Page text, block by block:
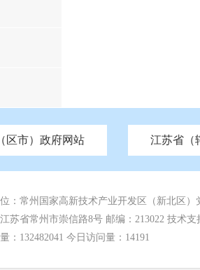
区市）政府网站
津 重庆 河南 河北 山西
江苏省（
苏 南京市政府 苏州市政府 无锡
市工信局 市教育局 市科技局 市
理局 市审计局 市外事办 市生态
：常州国家高新技术产业开发区（新北区）
苏省常州市崇信路8号 邮编：213022 技术支
： 132482041 今日访问量： 14191